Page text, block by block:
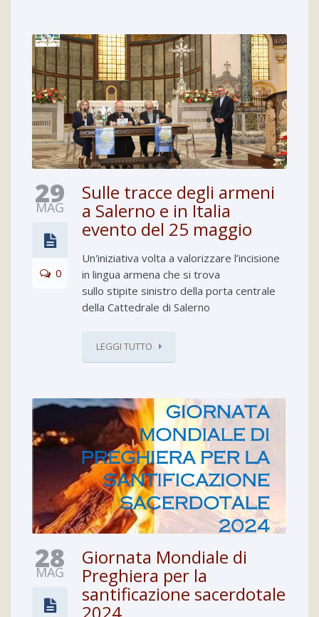
29
MAG
0
Sulle tracce degli armeni
a Salerno e in Italia
evento del 25 maggio
Un'iniziativa volta a valorizzare l’incisione
in lingua armena che si trova
sullo stipite sinistro della porta centrale
della Cattedrale di Salerno
LEGGI TUTTO
28
MAG
Giornata Mondiale di
Preghiera per la
santificazione sacerdotale
2024